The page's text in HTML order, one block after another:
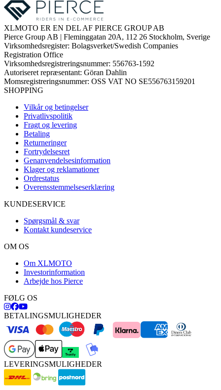
XLMOTO ER EN DEL AF PIERCE GROUP AB
Pierce Group AB | Fleminggatan 20A, 112 26 Stockholm, Sverige
Virksomhedsregister: Bolagsverket/Swedish Companies
Registration Office
Virksomhedsregistreringsnummer: 556763-1592
Autoriseret repræsentant: Göran Dahlin
Momsregistreringsnummer: OSS VAT NO SE556763159201
SHOPPING
Vilkår og betingelser
Privatlivspolitik
Fragt og levering
Betaling
Returneringer
Fortrydelsesret
Genanvendelsesinformation
Klager og reklamationer
Ordrestatus
Overensstemmelseserklæring
KUNDESERVICE
Spørgsmål & svar
Kontakt kundeservice
OM OS
Om XLMOTO
Investorinformation
Arbejde hos Pierce
FØLG OS
BETALINGSMULIGHEDER
LEVERINGSMULIGHEDER